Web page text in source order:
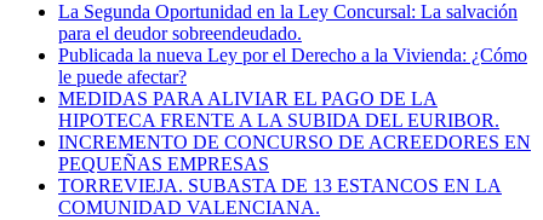
La Segunda Oportunidad en la Ley Concursal: La salvación
para el deudor sobreendeudado.
Publicada la nueva Ley por el Derecho a la Vivienda: ¿Cómo
le puede afectar?
MEDIDAS PARA ALIVIAR EL PAGO DE LA
HIPOTECA FRENTE A LA SUBIDA DEL EURIBOR.
INCREMENTO DE CONCURSO DE ACREEDORES EN
PEQUEÑAS EMPRESAS
TORREVIEJA. SUBASTA DE 13 ESTANCOS EN LA
COMUNIDAD VALENCIANA.